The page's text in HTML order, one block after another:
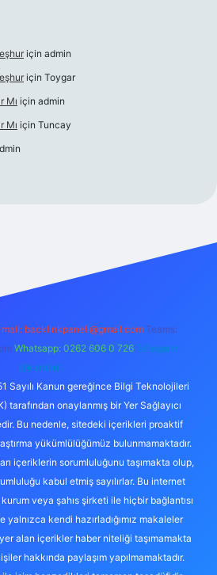
için admin
için Toygar
Mı için admin
Mı için Tuncay
backlinkpaneli@gmail.com Teams:
Whatsapp: 0262 606 0 726 Telegram:
@karabul
Sayılı Kanun gereğince Bilgi Teknolojileri
tarafından onaylanmış bir Yer Sağlayıcı
Bu nedenle, sitedeki içerikleri proaktif
yükümlülüğümüz bulunmamaktadır.
içeriklerin sorumluluğunu taşımakta olup,
kabul etmiş sayılırlar. Bu internet
veya şahıs şirketi ile hiçbir bağlantısı
yalnızca kendi hazırladığımız makaleler
alan içerikler haber niteliği taşımamakta
hakkında paylaşım yapılmamaktadır.